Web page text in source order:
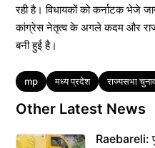
रही है। विधायकों को कर्नाटक भेजे
कांग्रेस नेतृत्व के अगले कदम और
बनी हुई है।
Tags
mp मध्य प्रदेश राज्यसभा
Other Latest News
Raebareli: